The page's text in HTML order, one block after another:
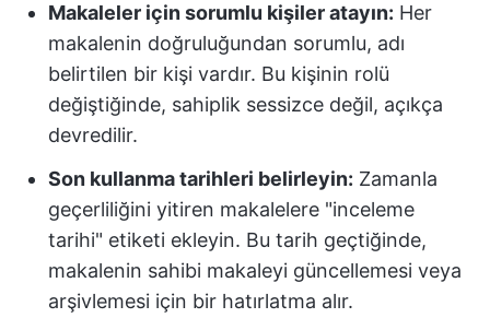
Makaleler için sorumlu kişiler atayın: Her
makalenin doğruluğundan sorumlu, adı
belirtilen bir kişi vardır. Bu kişinin rolü
değiştiğinde, sahiplik sessizce değil, açıkça
devredilir.
Son kullanma tarihleri belirleyin: Zamanla
geçerliliğini yitiren makalelere "inceleme
tarihi" etiketi ekleyin. Bu tarih geçtiğinde,
makalenin sahibi makaleyi güncellemesi veya
arşivlemesi için bir hatırlatma alır.